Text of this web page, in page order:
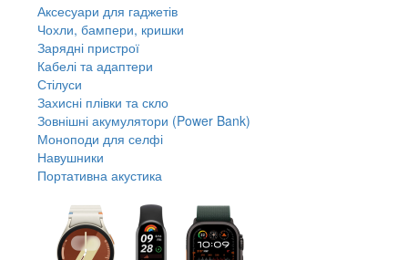
Аксесуари для гаджетів
Чохли, бампери, кришки
Зарядні пристрої
Кабелі та адаптери
Стілуси
Захисні плівки та скло
Зовнішні акумулятори (Power Bank)
Моноподи для селфі
Навушники
Портативна акустика